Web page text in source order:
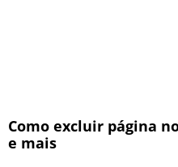
Como excluir página
e mais